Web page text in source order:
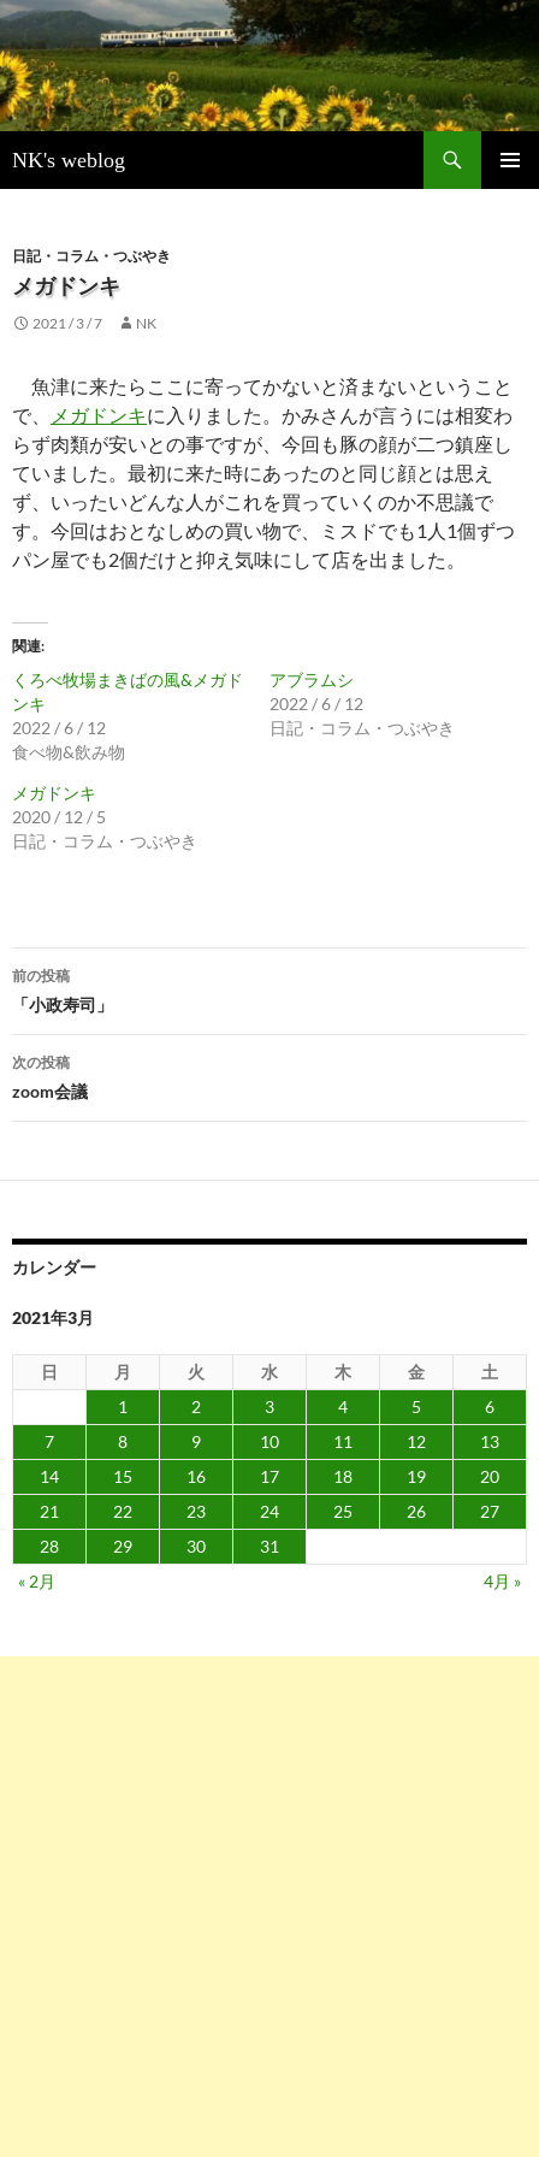
NK's weblog
索
ン
ツ
ス
プ
日記・コラム・つぶやき
メガドンキ
2021 / 3 / 7 NK
魚津に来たらここに寄ってかないと済まないということ
で、
メガドンキに入りました。かみさんが言うには相変わ
らず肉類が安いとの事ですが、今回も豚の顔が二つ鎮座し
ていました。最初に来た時にあったのと同じ顔とは思え
ず、いったいどんな人がこれを買っていくのか不思議で
す。今回はおとなしめの買い物で、ミスドでも1人1個ずつ
パン屋でも2個だけと抑え気味にして店を出ました。
関連
くろべ牧場まきばの風&メガド
ンキ
2022 / 6 / 12
食べ物&飲み物
アブラムシ
2022 / 6 / 12
日記・コラム・つぶやき
メガドンキ
2020 / 12 / 5
日記・コラム・つぶやき
投
稿
ナ
ビ
ゲ
ー
ョ
ン
前の投稿
「小政寿司」
次の投稿
zoom会議
カレンダー
2021年3月
日 月 火 水 木 金
土
1
2 3 4 5
6
7
8 9 10 11 12
13
14
15 16 17 18 19
20
21
22 23 24 25 26
27
28
29 30
31
« 2月
4月 »